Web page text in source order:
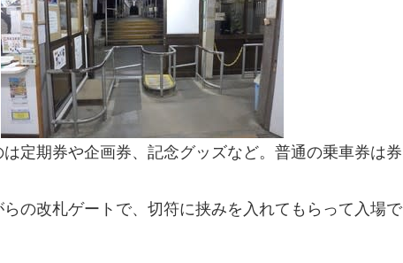
定期券や企画券、記念グッズなど。普通の乗車券は券
の改札ゲートで、切符に挟みを入れてもらって入場で